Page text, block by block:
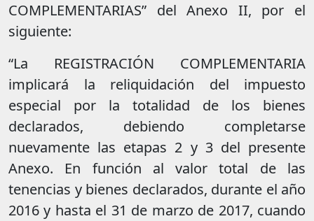
COMPLEMENTARIAS” del Anexo II, por el
siguiente:
“La REGISTRACIÓN COMPLEMENTARIA
implicará la reliquidación del impuesto
especial por la totalidad de los bienes
declarados, debiendo completarse
nuevamente las etapas 2 y 3 del presente
Anexo. En función al valor total de las
tenencias y bienes declarados, durante el año
2016 y hasta el 31 de marzo de 2017, cuando